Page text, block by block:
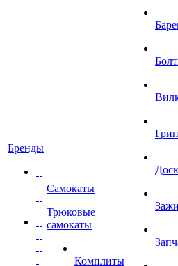
Бренды
Самокаты
Трюковые
самокаты
Комплиты